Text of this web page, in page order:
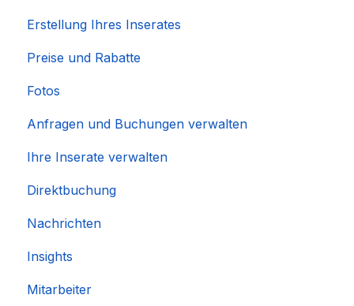
Erstellung Ihres Inserates
Preise und Rabatte
Fotos
Anfragen und Buchungen verwalten
Ihre Inserate verwalten
Direktbuchung
Nachrichten
Insights
Mitarbeiter